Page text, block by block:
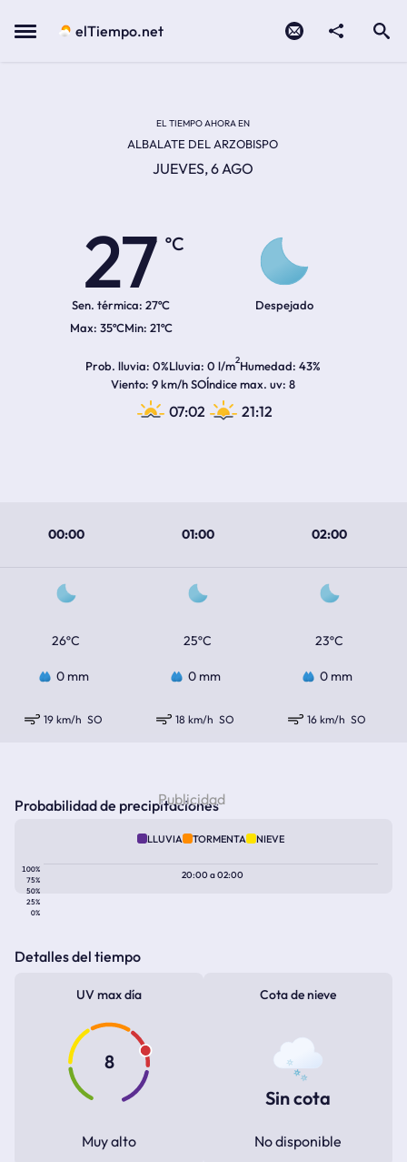
Menu elTiempo.net
EL TIEMPO AHORA EN
ALBALATE DEL ARZOBISPO
JUEVES, 6 AGO
27
ºC
Sen. térmica: 27ºC
35ºC 21ºC
Despejado
Prob. lluvia 0%Lluvia 0 l/m2Humedad 43%
Viento 9 km/h SOÍndice max. uv 8
07:02 21:12
00:00 01:00 02:00
26ºC 25ºC 23ºC
0 mm 0 mm 0 mm
19 km/h SO 18 km/h SO 16 km/h SO
Probabilidad de precipitaciones
LLUVIA TORMENTA NIEVE
100%
75%
50%
25%
0%
20:00a02:00
Detalles del tiempo
UV max día
8
Muy alto
Cota de nieve
Sin cota
No disponible